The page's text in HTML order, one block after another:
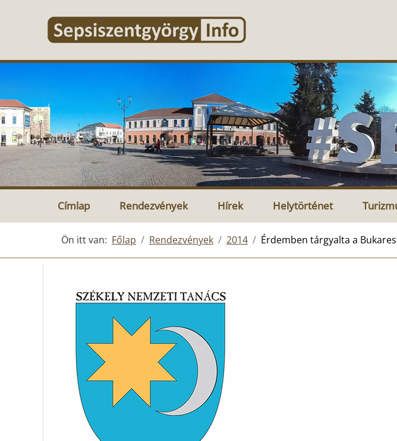
Címlap Rendezvények Hírek Helytörténet
Ön itt van: Főlap Rendezvények 2014 Érdemben tárgyalta a